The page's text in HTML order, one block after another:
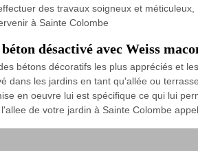
des travaux soigneux et
à Sainte Colombe
désactivé avec Weiss
bétons décoratifs les plus appréciés et
dans les jardins en tant qu'allée ou
en oeuvre lui est spécifique ce qui lui
de votre jardin à Sainte Colombe